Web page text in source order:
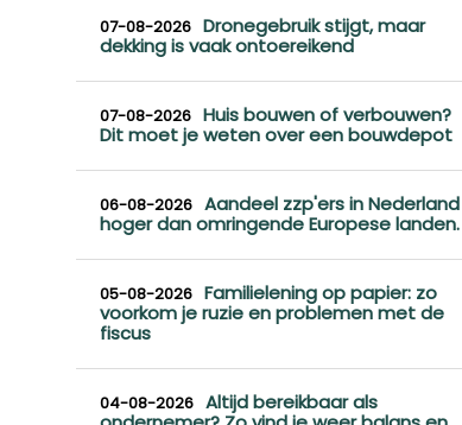
07-08-2026 Dronegebruik stijgt, maar
dekking is vaak ontoereikend
07-08-2026 Huis bouwen of verbouwen?
Dit moet je weten over een bouwdepot
06-08-2026 Aandeel zzp'ers in Nederland
hoger dan omringende Europese landen.
05-08-2026 Familielening op papier: zo
voorkom je ruzie en problemen met de
fiscus
04-08-2026 Altijd bereikbaar als